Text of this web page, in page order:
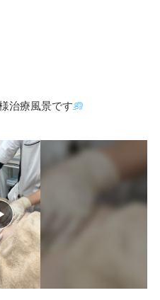
治療風景です